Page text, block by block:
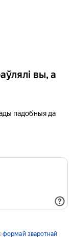
вы, а
падобныя да
формай зваротнай